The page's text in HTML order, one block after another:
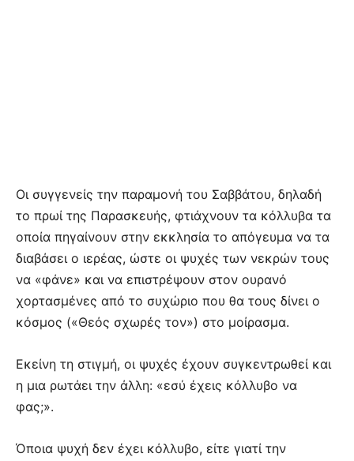
Οι συγγενείς την παραμονή του Σαββάτου, δηλαδή
το πρωί της Παρασκευής, φτιάχνουν τα κόλλυβα τα
οποία πηγαίνουν στην εκκλησία το απόγευμα να τα
διαβάσει ο ιερέας, ώστε οι ψυχές των νεκρών τους
να «φάνε» και να επιστρέψουν στον ουρανό
χορτασμένες από το συχώριο που θα τους δίνει ο
κόσμος («Θεός σχωρές τον») στο μοίρασμα.
Εκείνη τη στιγμή, οι ψυχές έχουν συγκεντρωθεί και
η μια ρωτάει την άλλη: «εσύ έχεις κόλλυβο να
φας;».
Όποια ψυχή δεν έχει κόλλυβο, είτε γιατί την